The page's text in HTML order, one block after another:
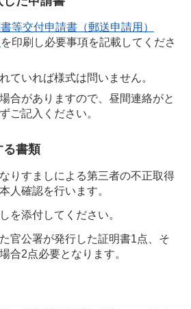
等交付申請書（郵送申請用）
を印刷し必要事項を記載してくださ
ていれば様式は問いません。
合がありますので、昼間連絡がと
ご記入ください。
る書類
りすましによる第三者の不正取得
人確認を行います。
を添付してください。
官公署が発行した証明書1点、そ
合2点必要となります。